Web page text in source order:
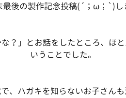
最後の製作記念投稿(´；ω；`)し
？」とお話をしたところ、ほ
いうことでした。
、ハガキを知らないお子さんも